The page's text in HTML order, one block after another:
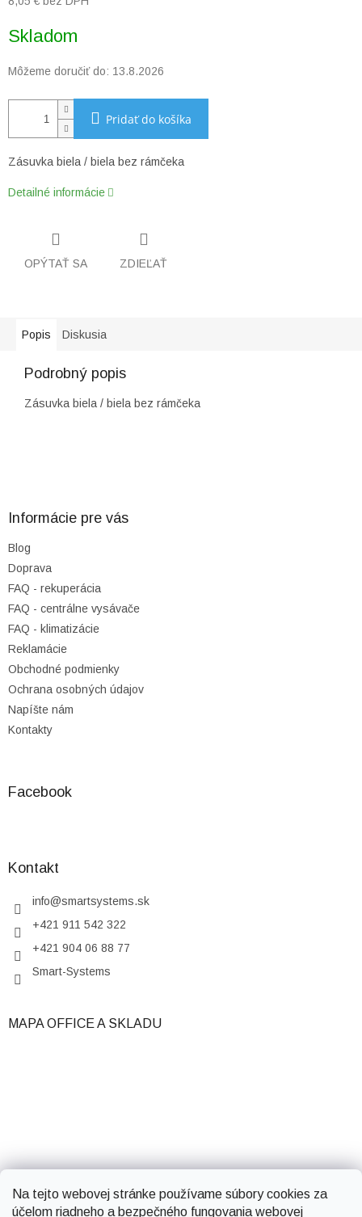
Na tejto webovej stránke používame súbory cookies za
účelom riadneho a bezpečného fungovania webovej
cena:
Skladom
Môžeme doručiť do: 13.8.2026
Pridať do košíka
Zásuvka biela / biela bez rámčeka
Detailné informácie
OPÝTAŤ SA ZDIEĽAŤ
Popis Diskusia
Podrobný popis
Zásuvka biela / biela bez rámčeka
Informácie pre vás
Blog
Doprava
FAQ - rekuperácia
FAQ - centrálne vysávače
FAQ - klimatizácie
Reklamácie
Obchodné podmienky
Ochrana osobných údajov
Napíšte nám
Kontakty
Facebook
Kontakt
info@smartsystems.sk
+421 911 542 322
+421 904 06 88 77
Smart-Systems
MAPA OFFICE A SKLADU